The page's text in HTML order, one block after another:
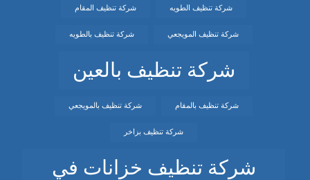
شركة تنظيف الطويه شركة تنظيف المقام
شركة تنظيف المويجعي شركة تنظيف بالطويه
شركة تنظيف بالعين
شركة تنظيف بالمقام شركة تنظيف بالمويجعي
شركة تنظيف بزاخر
شركة تنظيف خزانات في